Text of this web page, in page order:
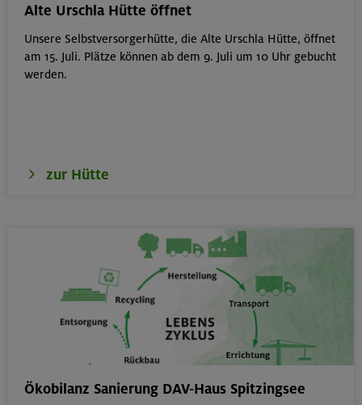
Gilching
18.08.26
Schnupperkletterkurs indoor
München
Alte Urschla Hütte öffnet
Unsere Selbstversorgerhütte, die Alte Urschla Hütte, öffnet
am 15. Juli. Plätze können ab dem 9. Juli um 10 Uhr gebucht
werden.
zur Hütte
Ökobilanz Sanierung DAV-Haus Spitzingsee